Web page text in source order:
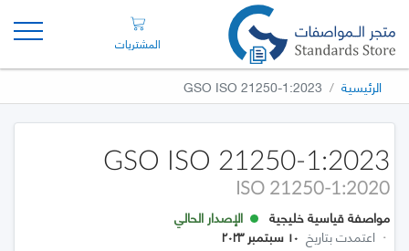
المشتريات
الرئيسية GSO ISO 21250-1:2023
GSO ISO 21250-1:2023
ISO 21250-1:2020
مواصفة قياسية خليجية
الإصدار الحالي
· اعتمدت بتاريخ ١٠ سبتمبر ٢٠٢٣